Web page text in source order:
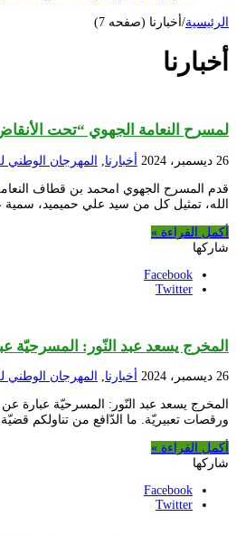
الرئيسية/ أخبارنا (صفحه 7)
أخبارنا
لمسرح النعامة الجهوي “تحت
26 ديسمبر، 2024 أخبارنا المهرجان
الله، تمثيل كل من سيد علي حميميد، سمية
أكمل القراءة »
شاركها
Facebook
Twitter
المخرج يسعد عبد النّور: المسرحيّة
26 ديسمبر، 2024 أخبارنا المهرجان
المخرج يسعد عبد النّور: المسرحيّة عبارة
ورقصات تعبيريّة. ما الدّافع من تناولكم قضيّة
أكمل القراءة »
شاركها
Facebook
Twitter